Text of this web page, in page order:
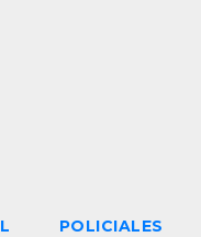
POLICIALES